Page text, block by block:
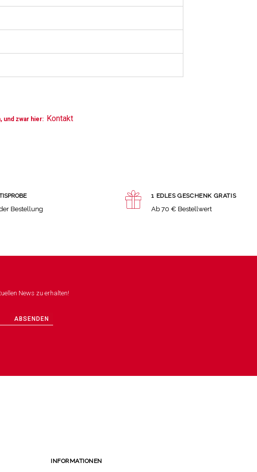
und zwar hier: Kontakt
Bestellung
1 EDLES GESCHENK GRATIS
Ab 70 € Bestellwert
News zu erhalten!
ABSENDEN
INFORMATIONEN